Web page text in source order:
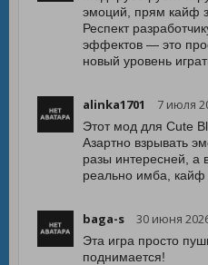
эмоций, прям кайф
Респект
эффектов — это
новый уровень
alinka1701 7 июля
Этот мод для Cute
Азартно взрывать
разы интересней, а
реально имба, кайф
baga-s 30 июня
Эта игра просто
поднимается!